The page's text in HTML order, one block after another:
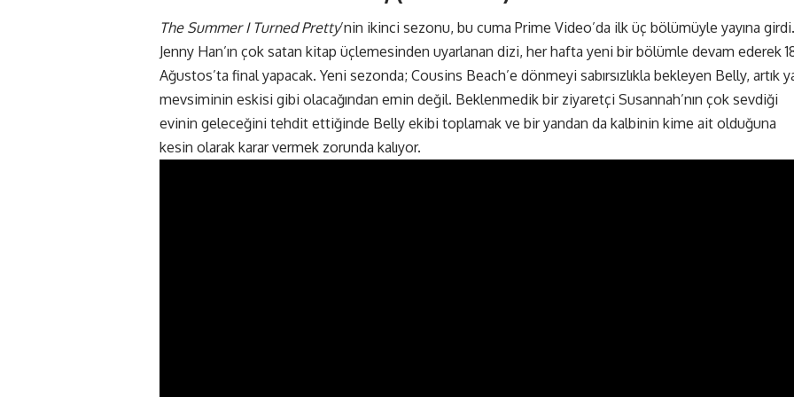
The Summer I Turned Pretty’nin ikinci sezonu, bu cuma Prime Video’da ilk üç bölümüyle yayına girdi.
Jenny Han’ın çok satan kitap üçlemesinden uyarlanan dizi, her hafta yeni bir bölümle devam ederek
Ağustos’ta final yapacak. Yeni sezonda; Cousins Beach’e dönmeyi sabırsızlıkla bekleyen Belly, artık
mevsiminin eskisi gibi olacağından emin değil. Beklenmedik bir ziyaretçi Susannah’nın çok sevdiği
evinin geleceğini tehdit ettiğinde Belly ekibi toplamak ve bir yandan da kalbinin kime ait olduğuna
kesin olarak karar vermek zorunda kalıyor.